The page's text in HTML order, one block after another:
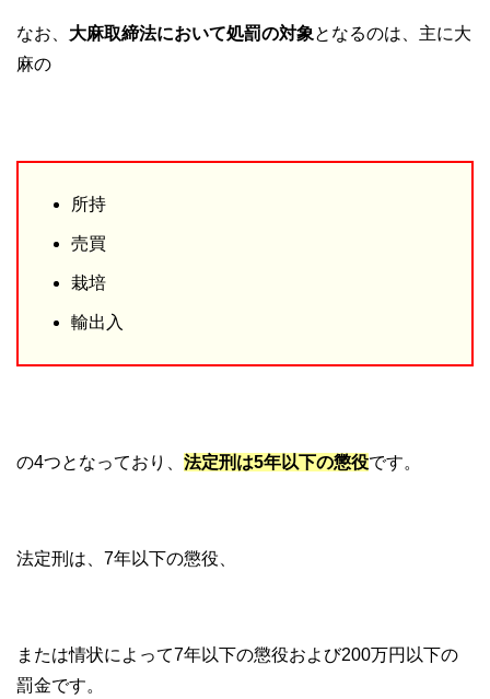
なお、 大麻取締法において処罰の対象となるのは、主に大
麻の
所持
売買
栽培
輸出入
の4つとなっており、 法定刑は5年以下の懲役です。
法定刑は、7年以下の懲役、
または情状によって7年以下の懲役および200万円以下の
罰金です。